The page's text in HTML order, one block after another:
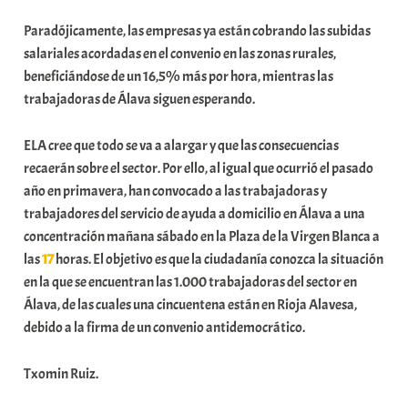
Paradójicamente, las empresas ya están cobrando las subidas
salariales acordadas en el convenio en las zonas rurales,
beneficiándose de un 16,5% más por hora, mientras las
trabajadoras de Álava siguen esperando.
ELA cree que todo se va a alargar y que las consecuencias
recaerán sobre el sector. Por ello, al igual que ocurrió el pasado
año en primavera, han convocado a las trabajadoras y
trabajadores del servicio de ayuda a domicilio en Álava a una
concentración mañana sábado en la Plaza de la Virgen Blanca a
las17horas. El objetivo es que la ciudadanía conozca la situación
en la que se encuentran las 1.000 trabajadoras del sector en
Álava, de las cuales una cincuentena están en Rioja Alavesa,
debido a la firma de un convenio antidemocrático.
Txomin Ruiz.